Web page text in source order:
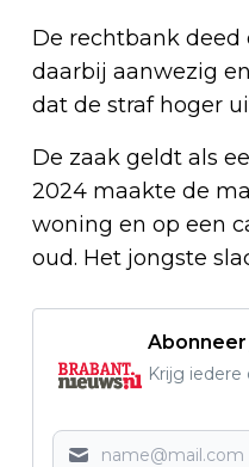
De rechtbank deed
daarbij aanwezig
dat de straf hoger
De zaak geldt als
2024 maakte de
woning en op een
oud. Het jongste
Krijg